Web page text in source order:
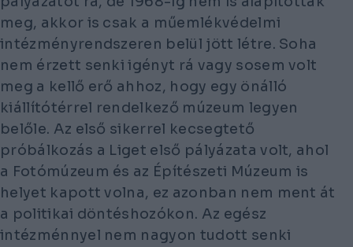
meg, akkor is csak a műemlékvédelmi
intézményrendszeren belül jött létre. Soha
nem érzett senki igényt rá vagy sosem volt
meg a kellő erő ahhoz, hogy egy önálló
kiállítótérrel rendelkező múzeum legyen
belőle. Az első sikerrel kecsegtető
próbálkozás a Liget első pályázata volt, ahol
a Fotómúzeum és az Építészeti Múzeum is
helyet kapott volna, ez azonban nem ment át
a politikai döntéshozókon. Az egész
intézménnyel nem nagyon tudott senki